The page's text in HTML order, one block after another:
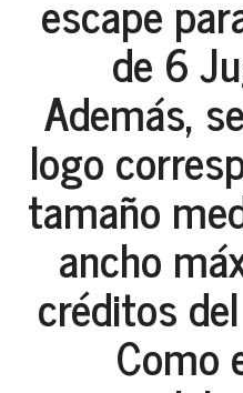
de 6
Además,
logo
tamaño
ancho
créditos
Como